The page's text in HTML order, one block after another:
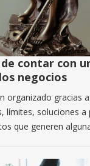
contar con
negocios
organizado gracias
límites, soluciones
que generen